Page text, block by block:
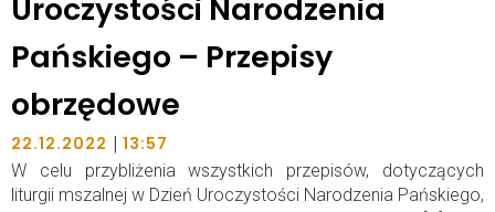
Uroczystości Narodzenia
Pańskiego – Przepisy
obrzędowe
22.12.2022 | 13:57
W celu przybliżenia wszystkich przepisów, dotyczących
liturgii mszalnej w Dzień Uroczystości Narodzenia Pańskiego,